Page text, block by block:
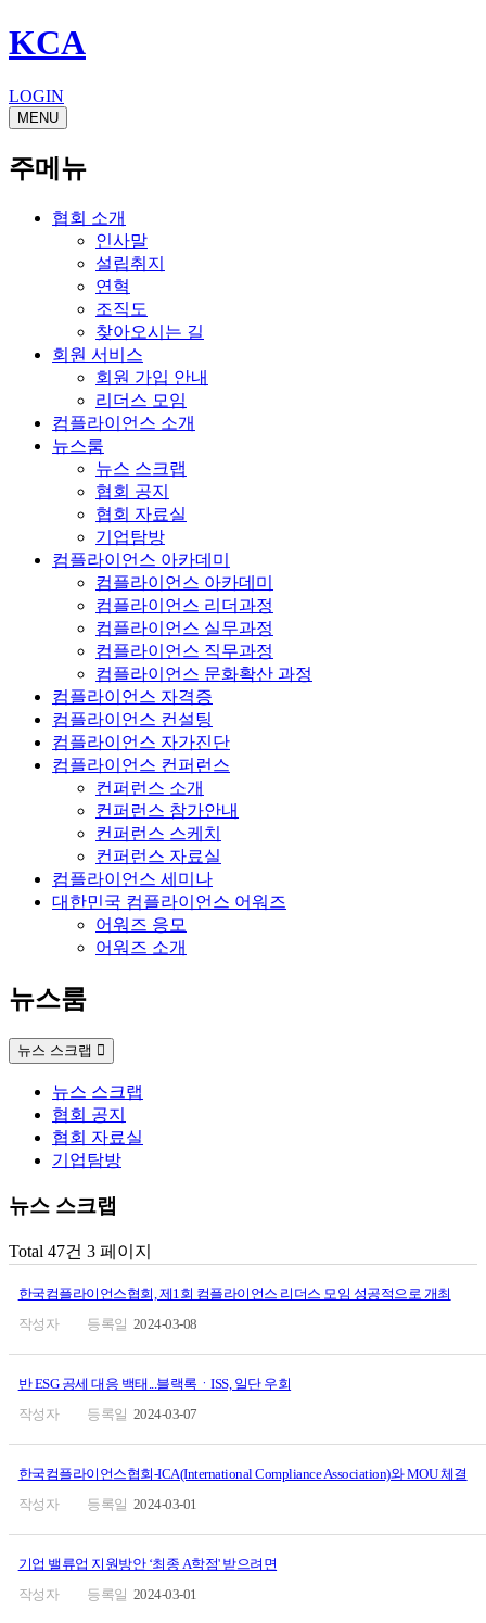
KCA
LOGIN
MENU
주메뉴
협회 소개
인사말
설립취지
연혁
조직도
찾아오시는 길
회원 서비스
회원 가입 안내
리더스 모임
컴플라이언스 소개
뉴스룸
뉴스 스크랩
협회 공지
협회 자료실
기업탐방
컴플라이언스 아카데미
컴플라이언스 아카데미
컴플라이언스 리더과정
컴플라이언스 실무과정
컴플라이언스 직무과정
컴플라이언스 문화확산 과정
컴플라이언스 자격증
컴플라이언스 컨설팅
컴플라이언스 자가진단
컴플라이언스 컨퍼런스
컨퍼런스 소개
컨퍼런스 참가안내
컨퍼런스 스케치
컨퍼런스 자료실
컴플라이언스 세미나
대한민국 컴플라이언스 어워즈
어워즈 응모
어워즈 소개
뉴스룸
뉴스 스크랩
뉴스 스크랩
협회 공지
협회 자료실
기업탐방
뉴스 스크랩
Total 47건 3 페이지
한국컴플라이언스협회, 제1회 컴플라이언스 리더스 모임 성공적으로 개최
2024-03-08
반 ESG 공세 대응 백태...블랙록ㆍISS, 일단 우회
2024-03-07
한국컴플라이언스협회-ICA(International Compliance Association)와 MOU 체결
2024-03-01
기업 밸류업 지원방안 ‘최종 A학점' 받으려면
2024-03-01